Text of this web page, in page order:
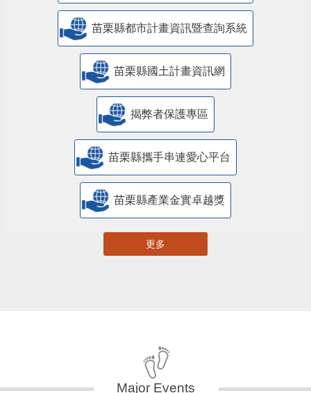
苗栗縣自主更新輔導團網站專區
苗栗縣都市計畫資訊暨查詢系統
苗栗縣國土計畫資訊網
揭弊者保護專區
苗栗縣攜手串連愛心平台
苗栗縣產業金實卓越獎